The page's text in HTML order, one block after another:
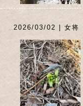
2026/03/02 | 女将